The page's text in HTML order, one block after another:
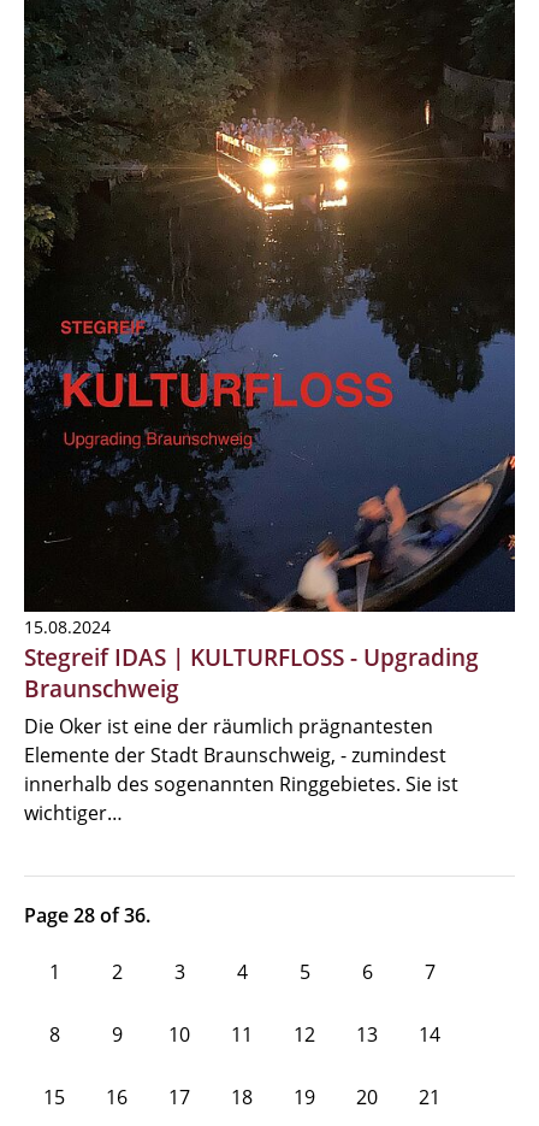
15.08.2024
Stegreif IDAS | KULTURFLOSS - Upgrading
Braunschweig
Die Oker ist eine der räumlich prägnantesten
Elemente der Stadt Braunschweig, - zumindest
innerhalb des sogenannten Ringgebietes. Sie ist
wichtiger…
Page 28 of 36.
1 2 3 4 5 6 7
8 9 10 11 12 13 14
15 16 17 18 19 20 21